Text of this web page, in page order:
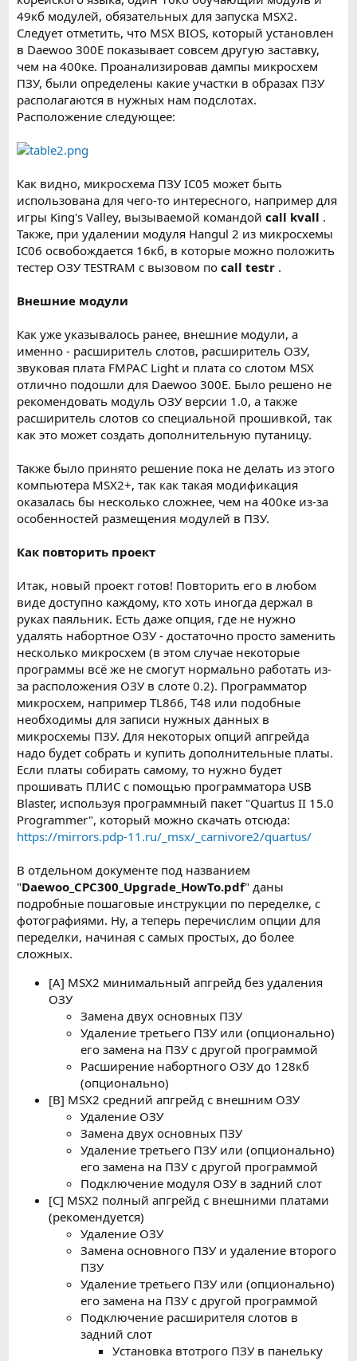
49кб модулей, обязательных для запуска MSX2.
Следует отметить, что MSX BIOS, который установлен
в Daewoo 300E показывает совсем другую заставку,
чем на 400ке. Проанализировав дампы микросхем
ПЗУ, были определены какие участки в образах ПЗУ
располагаются в нужных нам подслотах.
Расположение следующее:
Как видно, микросхема ПЗУ IC05 может быть
использована для чего-то интересного, например для
игры King's Valley, вызываемой командойcall kvall .
Также, при удалении модуля Hangul 2 из микросхемы
IC06 освобождается 16кб, в которые можно положить
тестер ОЗУ TESTRAM с вызовом поcall testr .
Внешние модули
Как уже указывалось ранее, внешние модули, а
именно - расширитель слотов, расширитель ОЗУ,
звуковая плата FMPAC Light и плата со слотом MSX
отлично подошли для Daewoo 300E. Было решено не
рекомендовать модуль ОЗУ версии 1.0, а также
расширитель слотов со специальной прошивкой, так
как это может создать дополнительную путаницу.
Также было принято решение пока не делать из этого
компьютера MSX2+, так как такая модификация
оказалась бы несколько сложнее, чем на 400ке из-за
особенностей размещения модулей в ПЗУ.
Как повторить проект
Итак, новый проект готов! Повторить его в любом
виде доступно каждому, кто хоть иногда держал в
руках паяльник. Есть даже опция, где не нужно
удалять набортное ОЗУ - достаточно просто заменить
несколько микросхем (в этом случае некоторые
программы всё же не смогут нормально работать из-
за расположения ОЗУ в слоте 0.2). Программатор
микросхем, например TL866, T48 или подобные
необходимы для записи нужных данных в
микросхемы ПЗУ. Для некоторых опций апгрейда
надо будет собрать и купить дополнительные платы.
Если платы собирать самому, то нужно будет
прошивать ПЛИС с помощью программатора USB
Blaster, используя программный пакет "Quartus II 15.0
Programmer", который можно скачать отсюда:
https://mirrors.pdp-11.ru/_msx/_carnivore2/quartus/
В отдельном документе под названием
"Daewoo_CPC300_Upgrade_HowTo.pdf" даны
подробные пошаговые инструкции по переделке, с
фотографиями. Ну, а теперь перечислим опции для
переделки, начиная с самых простых, до более
сложных.
[A] MSX2 минимальный апгрейд без удаления
ОЗУ
Замена двух основных ПЗУ
Удаление третьего ПЗУ или (опционально)
его замена на ПЗУ с другой программой
Расширение набортного ОЗУ до 128кб
(опционально)
[В] MSX2 средний апгрейд с внешним ОЗУ
Удаление ОЗУ
Замена двух основных ПЗУ
Удаление третьего ПЗУ или (опционально)
его замена на ПЗУ с другой программой
Подключение модуля ОЗУ в задний слот
[C] MSX2 полный апгрейд с внешними платами
(рекомендуется)
Удаление ОЗУ
Замена основного ПЗУ и удаление второго
ПЗУ
Удаление третьего ПЗУ или (опционально)
его замена на ПЗУ с другой программой
Подключение расширителя слотов в
задний слот
Установка втотрого ПЗУ в панельку